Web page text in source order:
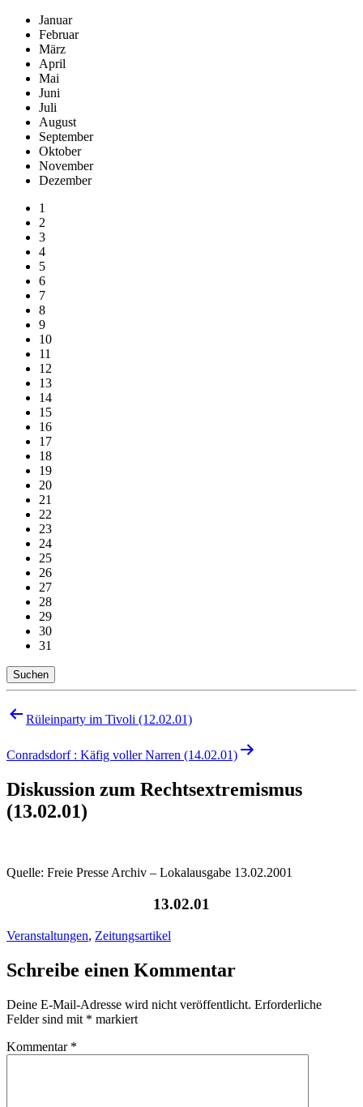
Januar
Februar
März
April
Mai
Juni
Juli
August
September
Oktober
November
Dezember
1
2
3
4
5
6
7
8
9
10
11
12
13
14
15
16
17
18
19
20
21
22
23
24
25
26
27
28
29
30
31
Suchen
Beitragsnavigation
Rüleinparty im Tivoli (12.02.01)
Conradsdorf : Käfig voller Narren (14.02.01)
Diskussion zum Rechtsextremismus
(13.02.01)
Quelle: Freie Presse Archiv – Lokalausgabe 13.02.2001
13.02.01
Veranstaltungen, Zeitungsartikel
Schreibe einen Kommentar
Deine E-Mail-Adresse wird nicht veröffentlicht. Erforderliche
Felder sind mit * markiert
Kommentar *